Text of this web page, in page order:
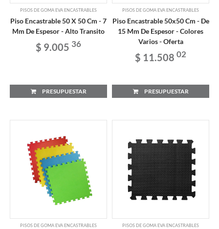
PISOS DE GOMA EVA ENCASTRABLES
Piso Encastrable 50 X 50 Cm - 7
Mm De Espesor - Alto Transito
$ 9.005 36
PRESUPUESTAR
PISOS DE GOMA EVA ENCASTRABLES
Piso Encastrable 50x50 Cm - De
15 Mm De Espesor - Colores
Varios - Oferta
$ 11.508 02
PRESUPUESTAR
PISOS DE GOMA EVA ENCASTRABLES PISOS DE GOMA EVA ENCASTRABLES